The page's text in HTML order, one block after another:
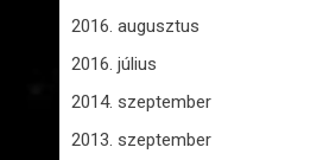
2016. augusztus
2016. július
2014. szeptember
2013. szeptember